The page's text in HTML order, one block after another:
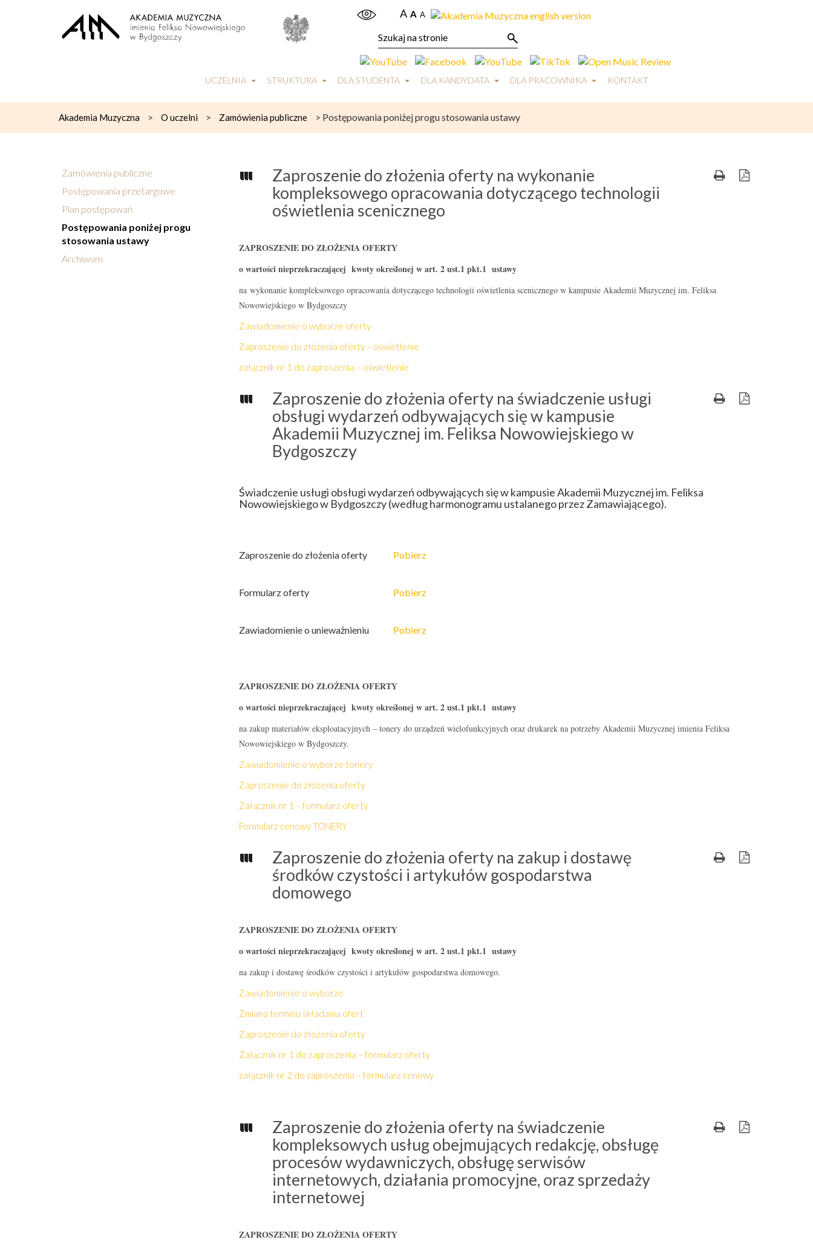
A A A
UCZELNIA STRUKTURA DLA STUDENTA DLA KANDYDATA DLA PRACOWNIKA KONTAKT
Akademia Muzyczna > O uczelni > Zamówienia publiczne > Postępowania poniżej progu stosowania ustawy
Zamówienia publiczne
Postępowania przetargowe
Plan postępowań
Postępowania poniżej progu
stosowania ustawy
Archiwum
Zaproszenie do złożenia oferty na wykonanie
kompleksowego opracowania dotyczącego technologii
oświetlenia scenicznego
ZAPROSZENIE DO ZŁOŻENIA OFERTY
o wartości nieprzekraczającej kwoty określonej w art. 2 ust.1 pkt.1 ustawy
na wykonanie kompleksowego opracowania dotyczącego technologii oświetlenia scenicznego w kampusie Akademii Muzycznej im. Feliksa
Nowowiejskiego w Bydgoszczy
Zawiadomienie o wyborze oferty
Zaproszenie do złożenia oferty – oświetlenie
załącznik nr 1 do zaproszenia – oświetlenie
Zaproszenie do złożenia oferty na świadczenie usługi
obsługi wydarzeń odbywających się w kampusie
Akademii Muzycznej im. Feliksa Nowowiejskiego w
Bydgoszczy
Świadczenie usługi obsługi wydarzeń odbywających się w kampusie Akademii Muzycznej im. Feliksa
Nowowiejskiego w Bydgoszczy (według harmonogramu ustalanego przez Zamawiającego).
Zaproszenie do złożenia oferty Pobierz
Formularz oferty Pobierz
Zawiadomienie o unieważnieniu Pobierz
ZAPROSZENIE DO ZŁOŻENIA OFERTY
o wartości nieprzekraczającej kwoty określonej w art. 2 ust.1 pkt.1 ustawy
na zakup materiałów eksploatacyjnych – tonery do urządzeń wielofunkcyjnych oraz drukarek na potrzeby Akademii Muzycznej imienia Feliksa
Nowowiejskiego w Bydgoszczy.
Zawiadomienie o wyborze tonery
Zaproszenie do złożenia oferty
Załącznik nr 1 – formularz oferty
Formularz cenowy TONERY
Zaproszenie do złożenia oferty na zakup i dostawę
środków czystości i artykułów gospodarstwa
domowego
ZAPROSZENIE DO ZŁOŻENIA OFERTY
o wartości nieprzekraczającej kwoty określonej w art. 2 ust.1 pkt.1 ustawy
na zakup i dostawę środków czystości i artykułów gospodarstwa domowego.
Zawiadomienie o wyborze
Zmiana terminu składania ofert
Zaproszenie do złożenia oferty
Załącznik nr 1 do zaproszenia – formularz oferty
załącznik nr 2 do zaproszenia – formularz cenowy
Zaproszenie do złożenia oferty na świadczenie
kompleksowych usług obejmujących redakcję, obsługę
procesów wydawniczych, obsługę serwisów
internetowych, działania promocyjne, oraz sprzedaży
internetowej
ZAPROSZENIE DO ZŁOŻENIA OFERTY